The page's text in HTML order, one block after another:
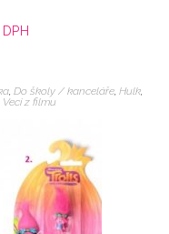
, Do školy / kanceláře, Hulk,
Veci z filmu